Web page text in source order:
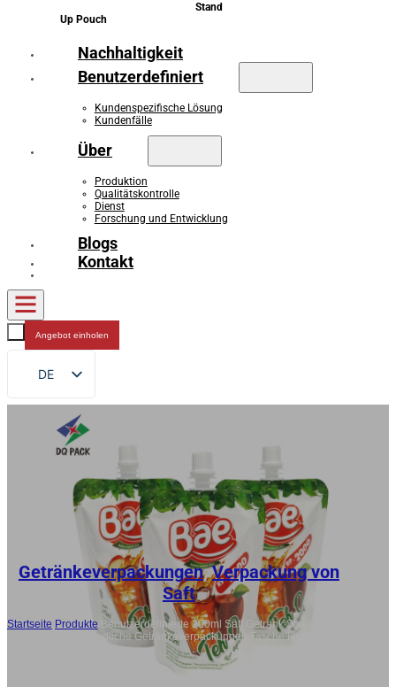
Stand
Up Pouch
Nachhaltigkeit
Benutzerdefiniert
Kundenspezifische Lösung
Kundenfälle
Über
Produktion
Qualitätskontrolle
Dienst
Forschung und Entwicklung
Blogs
Kontakt
Angebot einholen
DE
EN
Getränkeverpackungen,Verpackung von
Saft
Startseite Produkte Benutzerdefinierte 200ml Saft Getränk Spout
Beutel, umweltfreundliche Getränkeverpackungen Tasche Hersteller-